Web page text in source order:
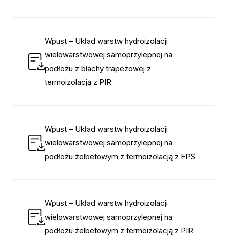
Wpust – Układ warstw hydroizolacji
wielowarstwowej samoprzylepnej na
podłożu z blachy trapezowej z
termoizolacją z PIR
Wpust – Układ warstw hydroizolacji
wielowarstwowej samoprzylepnej na
podłożu żelbetowym z termoizolacją z EPS
Wpust – Układ warstw hydroizolacji
wielowarstwowej samoprzylepnej na
podłożu żelbetowym z termoizolacją z PIR